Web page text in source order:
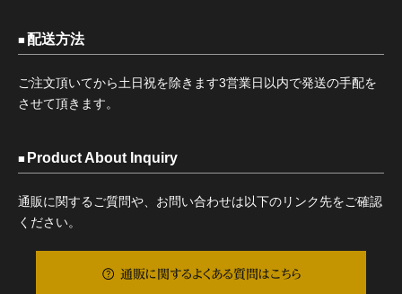
配送方法
ご注文頂いてから土日祝を除きます3営業日以内で発送の手配を
させて頂きます。
Product About Inquiry
通販に関するご質問や、お問い合わせは以下のリンク先をご確認
ください。
通販に関するよくある質問はこちら